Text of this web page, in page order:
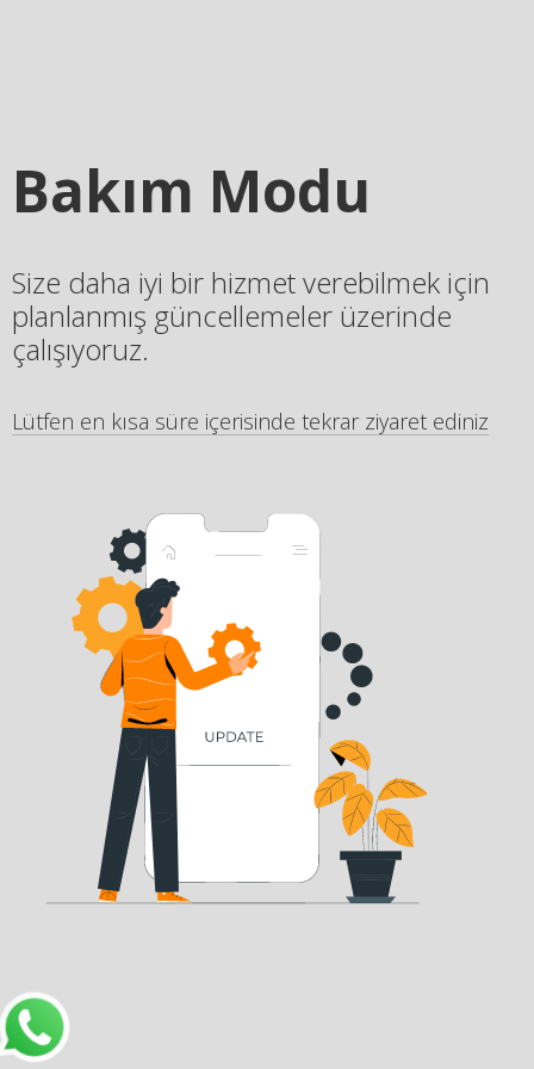
Bakım Modu
Size daha iyi bir hizmet verebilmek için
planlanmış güncellemeler üzerinde
çalışıyoruz.
Lütfen en kısa süre içerisinde tekrar ziyaret ediniz